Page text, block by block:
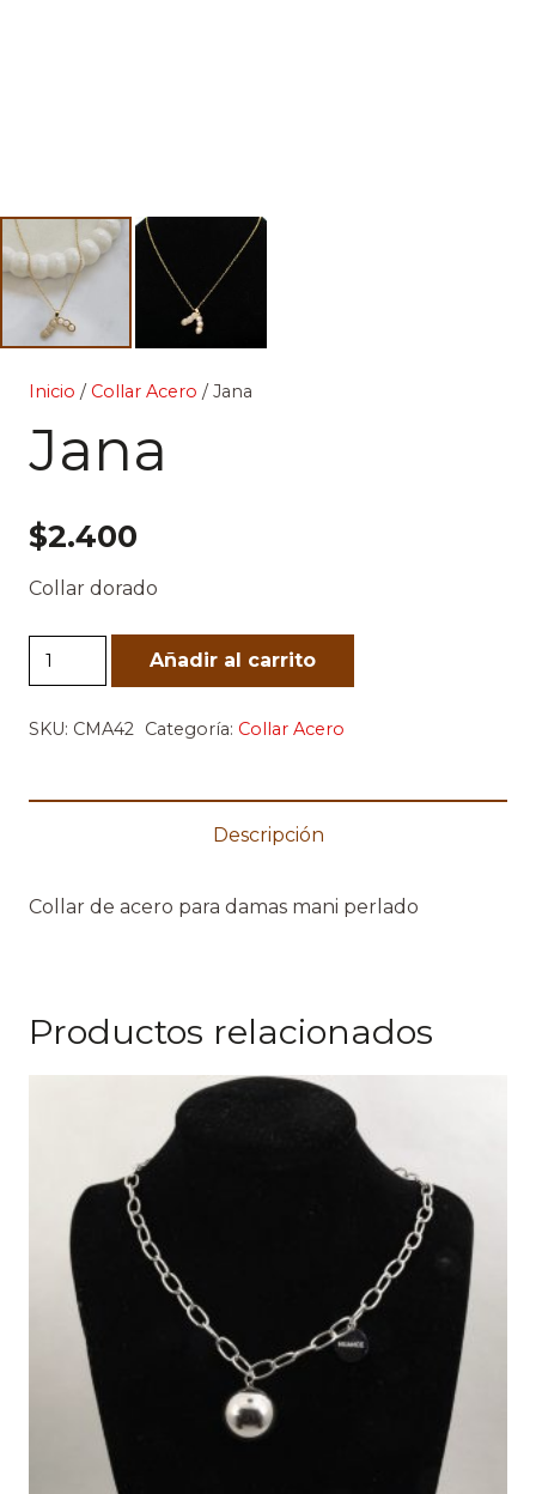
Inicio / Collar Acero / Jana
Jana
$2.400
Collar dorado
Jana
cantidad
Añadir al carrito
SKU: CMA42 Categoría: Collar Acero
Descripción
Collar de acero para damas mani perlado
Productos relacionados